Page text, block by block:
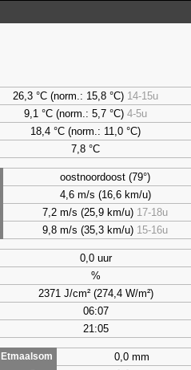
26,3 °C (norm.: 15,8 °C) 14-15u
9,1 °C (norm.: 5,7 °C) 4-5u
18,4 °C (norm.: 11,0 °C)
7,8°C
oostnoordoost (79°)
4,6 m/s (16,6 km/u)
7,2 m/s (25,9 km/u) 17-18u
9,8 m/s (35,3 km/u) 15-16u
0,0 uur
%
2371 J/cm² (274,4 W/m²)
06:07
21:05
Etmaalsom
0,0 mm